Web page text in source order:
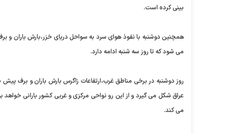
بینی کرده است.
همچنین دوشنبه با نفوذ هوای سرد به سواحل دریای خزر،بارش باران و
می شود که تا روز سه شنبه ادامه دارد.
روز دوشنبه در برخی مناطق غرب،ارتفاعات زاگرس بارش باران و برف
عراق شکل می گیرد و از این رو نواحی مرکزی و غربی کشور بارانی خواهد
می کند.